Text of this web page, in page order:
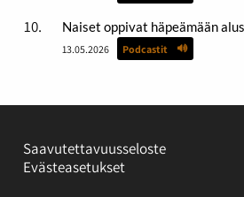
Naiset oppivat häpeämään
13.05.2026 Podcastit
Saavutettavuusseloste
Evästeasetukset